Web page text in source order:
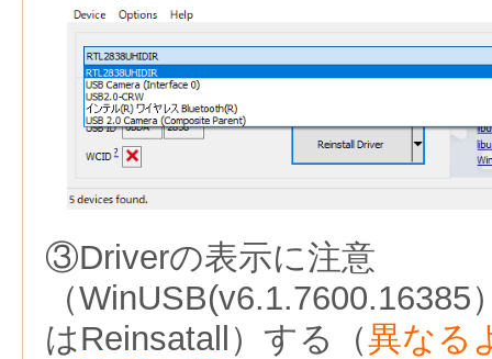
③Driverの表示に注意
（
はReinsatall）する（異なる